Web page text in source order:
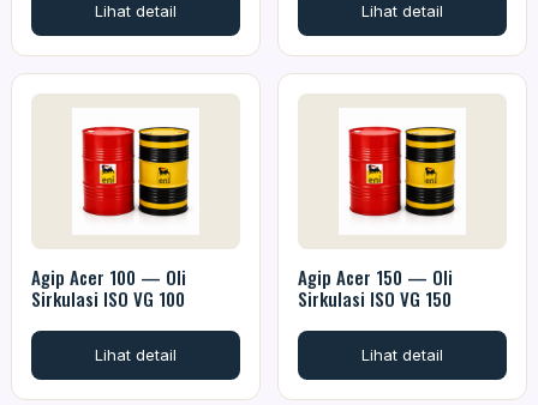
Lihat detail Lihat detail
Agip Acer 100 — Oli
Sirkulasi ISO VG 100
Lihat detail
Agip Acer 150 — Oli
Sirkulasi ISO VG 150
Lihat detail